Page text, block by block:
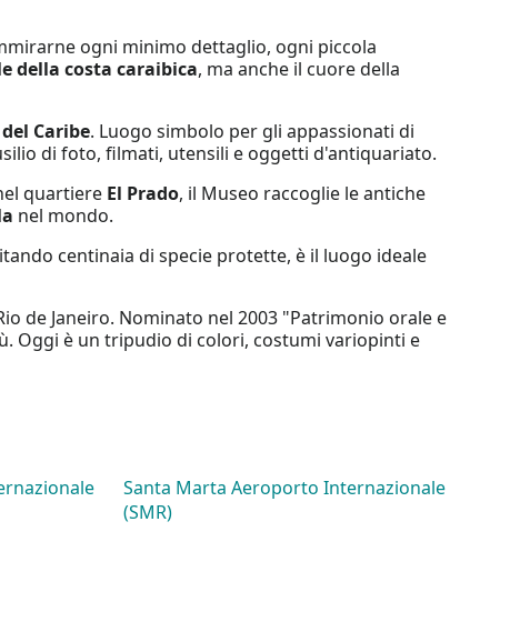
ogni minimo dettaglio, ogni piccola
della costa caraibica, ma anche il cuore della
Caribe. Luogo simbolo per gli appassionati di
di foto, filmati, utensili e oggetti d'antiquariato.
quartiere El Prado, il Museo raccoglie le antiche
nel mondo.
centinaia di specie protette, è il luogo ideale
de Janeiro. Nominato nel 2003 "Patrimonio orale e
Oggi è un tripudio di colori, costumi variopinti e
Santa Marta Aeroporto Internazionale
(SMR)